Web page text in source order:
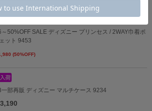
～50%OFF SALE ディズニー プリンセス / 2WAY巾着ポ
ット 9453
(50%OFF)
一部再販 ディズニー マルチケース 9234